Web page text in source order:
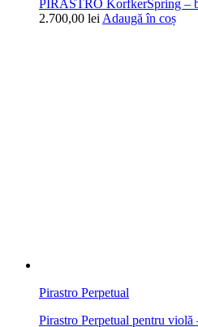
PIRASTRO KorfkerSpring –
2.700,00 lei Adaugă în coș
Pirastro Perpetual
Pirastro Perpetual pentru